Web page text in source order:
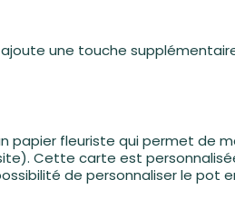
une touche
papier fleuriste qui permet de
Cette carte est
de personnaliser le pot